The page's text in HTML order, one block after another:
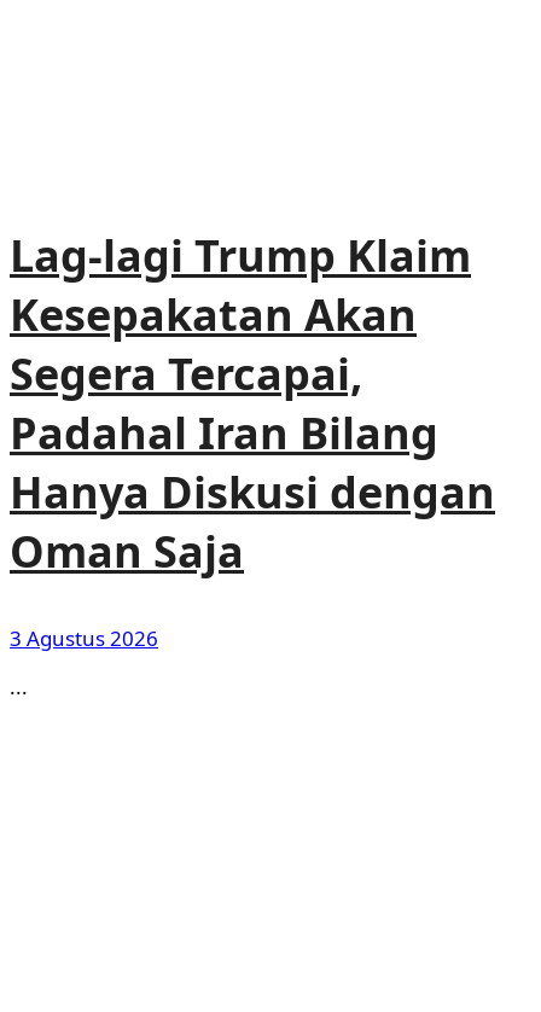
Lag-lagi Trump Klaim
Kesepakatan Akan
Segera Tercapai,
Padahal Iran Bilang
Hanya Diskusi dengan
Oman Saja
3 Agustus 2026
...